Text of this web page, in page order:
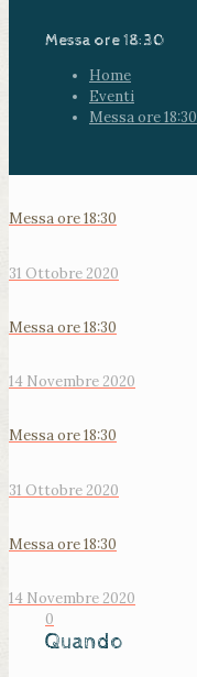
Messa ore 18:30
Home
Eventi
Messa ore 18:30
Messa ore 18:30
31 Ottobre 2020
Messa ore 18:30
14 Novembre 2020
Messa ore 18:30
31 Ottobre 2020
Messa ore 18:30
14 Novembre 2020
0
Quando